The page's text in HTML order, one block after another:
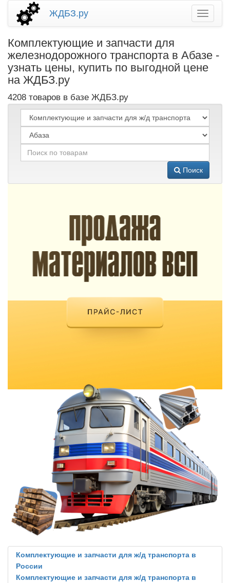
ЖДБЗ.ру
Комплектующие и запчасти для
железнодорожного транспорта в Абазе -
узнать цены, купить по выгодной цене
на ЖДБЗ.ру
4208 товаров в базе ЖДБЗ.ру
Поиск
Комплектующие и запчасти для ж/д транспорта в
России
Комплектующие и запчасти для ж/д транспорта в